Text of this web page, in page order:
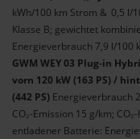
kWh/100 km Strom & 0,5 l/
Klasse B; gewichtet
Energieverbrauch 7,9 l/100
GWM WEY 03 Plug-in
vorn 120 kW (163 PS) /
(442 PS) Energieverbrauch
CO₂-Emission 15 g/km;
entladener Batterie: